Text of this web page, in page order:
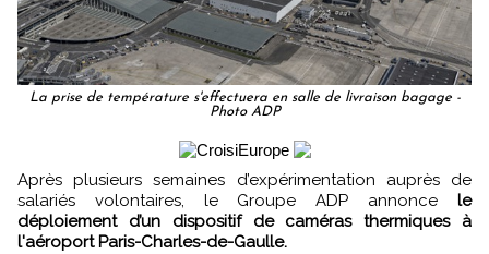
La prise de température s'effectuera en salle de livraison bagage -
Photo ADP
Après plusieurs semaines d’expérimentation auprès de
salariés volontaires, le Groupe ADP annonce le
déploiement d’un dispositif de caméras thermiques à
l'aéroport Paris-Charles-de-Gaulle.